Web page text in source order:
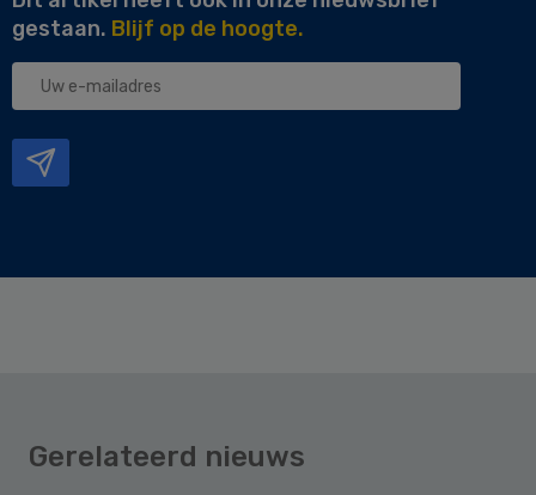
gestaan. Blijf op de hoogte.
Uw
Gerelateerd nieuws